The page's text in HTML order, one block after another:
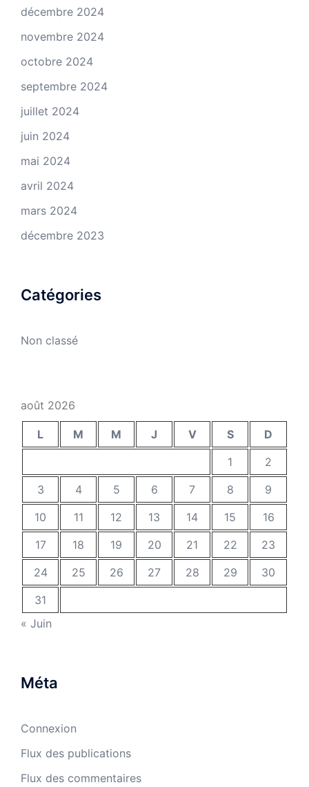
décembre 2024
novembre 2024
octobre 2024
septembre 2024
juillet 2024
juin 2024
mai 2024
avril 2024
mars 2024
décembre 2023
Catégories
Non classé
août 2026
L M M J V S
D
1
2
3
4 5 6 7 8
9
10
11 12 13 14 15
16
17
18 19 20 21 22
23
24
25 26 27 28 29
30
31
« Juin
Méta
Connexion
Flux des publications
Flux des commentaires